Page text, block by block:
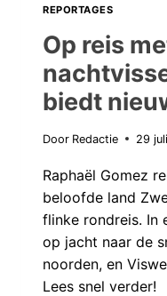
REPORTAGES
Op reis
biedt
Door Redactie 29
Raphaël Gomez
beloofde land
flinke rondreis. In
op jacht naar de
noorden, en
Lees snel verder!